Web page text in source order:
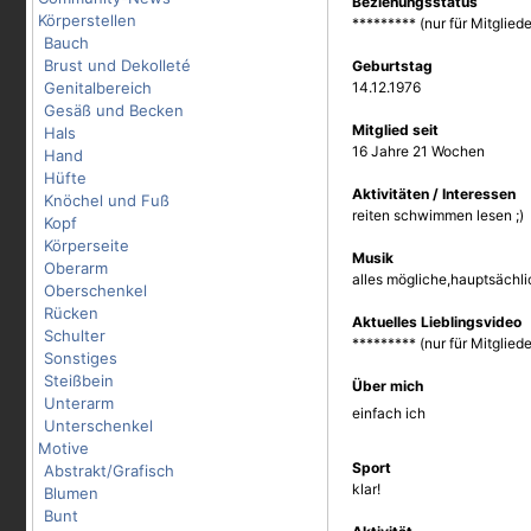
Körperstellen
Bauch
Brust und Dekolleté
Genitalbereich
Gesäß und Becken
Hals
Hand
Hüfte
Knöchel und Fuß
Kopf
Körperseite
Oberarm
Oberschenkel
Rücken
Schulter
Sonstiges
Steißbein
Unterarm
Unterschenkel
Motive
Abstrakt/Grafisch
Blumen
Bunt
********* (nur für
Geburtstag
14.12.1976
Mitglied seit
16 Jahre 21 Wochen
Aktivitäten / Interessen
reiten schwimmen lesen ;)
Musik
alles
Aktuelles Lieblingsvideo
********* (nur für
Über mich
einfach ich
Sport
klar!